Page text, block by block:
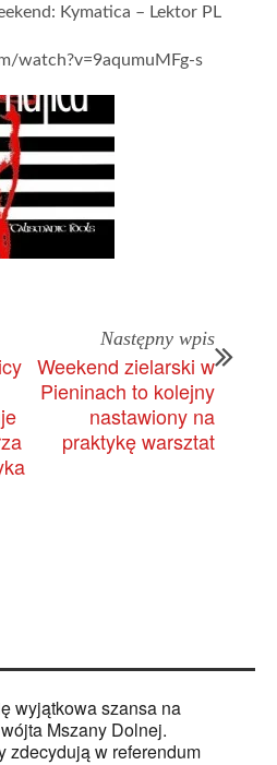
Kymatica – Lektor PL
watch?v=9aqumuMFg-s
Następny wpis
Weekend zielarski w
Pieninach to kolejny
nastawiony na
praktykę warsztat
wyjątkowa szansa na
Mszany Dolnej.
zdecydują w referendum